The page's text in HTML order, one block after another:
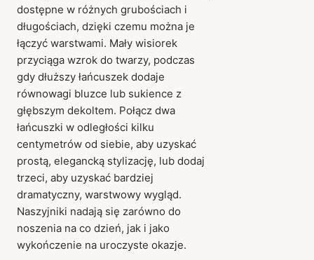
dostępne w różnych grubościach i
długościach, dzięki czemu można je
łączyć warstwami. Mały wisiorek
przyciąga wzrok do twarzy, podczas
gdy dłuższy łańcuszek dodaje
równowagi bluzce lub sukience z
głębszym dekoltem. Połącz dwa
łańcuszki w odległości kilku
centymetrów od siebie, aby uzyskać
prostą, elegancką stylizację, lub dodaj
trzeci, aby uzyskać bardziej
dramatyczny, warstwowy wygląd.
Naszyjniki nadają się zarówno do
noszenia na co dzień, jak i jako
wykończenie na uroczyste okazje.